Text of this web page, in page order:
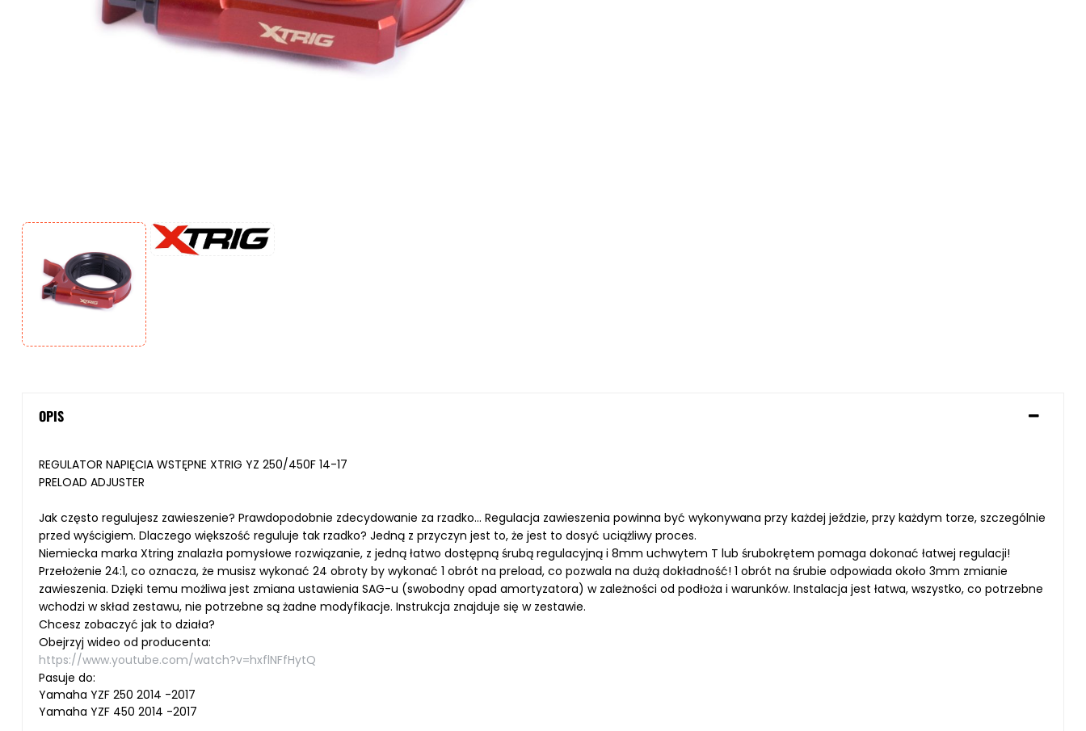
OPIS
REGULATOR NAPIĘCIA WSTĘPNE XTRIG YZ 250/450F 14-17
PRELOAD ADJUSTER
Jak często regulujesz zawieszenie? Prawdopodobnie zdecydowanie za rzadko... Regulacja zawieszenia powinna być wykonywana przy każdej jeździe, przy każdym torze, szczególnie
przed wyścigiem. Dlaczego większość reguluje tak rzadko? Jedną z przyczyn jest to, że jest to dosyć uciążliwy proces.
Niemiecka marka Xtring znalazła pomysłowe rozwiązanie, z jedną łatwo dostępną śrubą regulacyjną i 8mm uchwytem T lub śrubokrętem pomaga dokonać łatwej regulacji!
Przełożenie 24:1, co oznacza, że musisz wykonać 24 obroty by wykonać 1 obrót na preload, co pozwala na dużą dokładność! 1 obrót na śrubie odpowiada około 3mm zmianie
zawieszenia. Dzięki temu możliwa jest zmiana ustawienia SAG-u (swobodny opad amortyzatora) w zależności od podłoża i warunków. Instalacja jest łatwa, wszystko, co potrzebne
wchodzi w skład zestawu, nie potrzebne są żadne modyfikacje. Instrukcja znajduje się w zestawie.
Chcesz zobaczyć jak to działa?
Obejrzyj wideo od producenta:
https://www.youtube.com/watch?v=hxflNFfHytQ
Pasuje do:
Yamaha YZF 250 2014 -2017
Yamaha YZF 450 2014 -2017